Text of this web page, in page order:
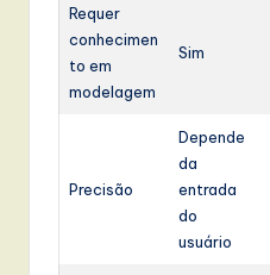
Requer
conhecimen
to em
modelagem
Sim
Precisão
Depende
da
entrada
do
usuário